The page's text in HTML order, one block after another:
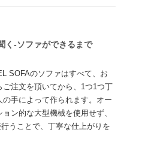
く-ソファができるまで
SOFAのソファはすべて、お
ご注文を頂いてから、1つ1つ丁
の手によって作られます。オー
ョン的な大型機械を使用せず、
うことで、丁寧な仕上がりを